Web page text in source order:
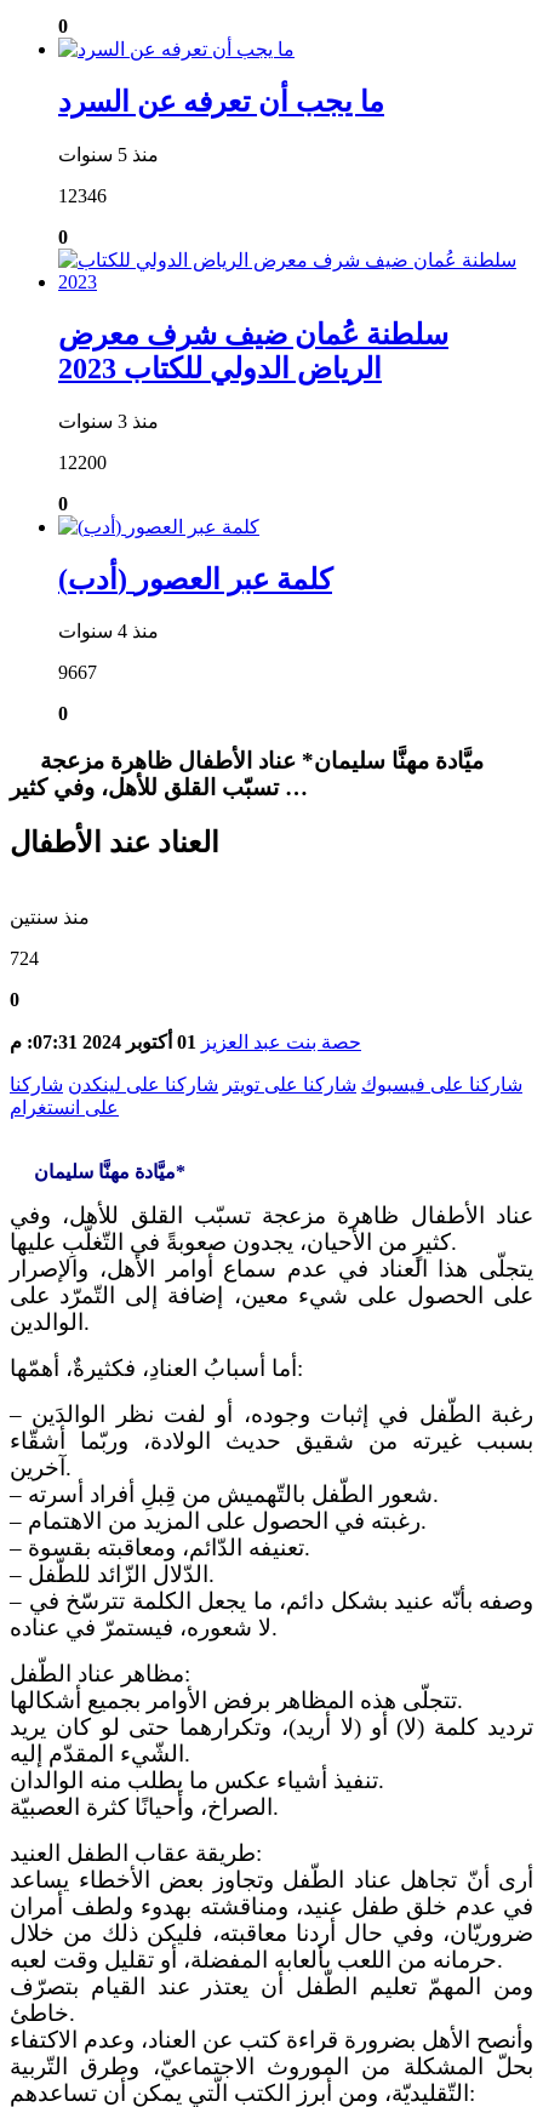
0
ما يجب أن تعرفه عن السرد
منذ 5 سنوات
12346
0
سلطنة عُمان ضيف شرف معرض
الرياض الدولي للكتاب 2023
منذ 3 سنوات
12200
0
(أدب) كلمة عبر العصور
منذ 4 سنوات
9667
0
تسبّب القلق للأهل، وفي كثير …
العناد عند الأطفال
منذ سنتين
724
0
حصة بنت عبد العزيز 01 أكتوبر 2024 07:31: م
شاركنا على فيسبوك شاركنا على تويتر شاركنا على لينكدن شاركنا
على انستغرام
ميَّادة مهنَّا سليمان*
عناد الأطفال ظاهرة مزعجة تسبّب القلق للأهل، وفي
كثيرٍ من الأحيان، يجدون صعوبةً في التّغلّبِ عليها.
يتجلّى هذا العناد في عدم سماع أوامر الأهل، والإصرار
على الحصول على شيء معين، إضافة إلى التّمرّد على
الوالدين.
أما أسبابُ العنادِ، فكثيرةٌ، أهمّها:
– رغبة الطّفل في إثبات وجوده، أو لفت نظر الوالدَين
بسبب غيرته من شقيق حديث الولادة، وربّما أشقّاء
آخرين.
– شعور الطّفل بالتّهميش من قِبلِ أفراد أسرته.
– رغبته في الحصول على المزيد من الاهتمام.
– تعنيفه الدّائم، ومعاقبته بقسوة.
– الدّلال الزّائد للطّفل.
– وصفه بأنّه عنيد بشكل دائم، ما يجعل الكلمة تترسّخ في
لا شعوره، فيستمرّ في عناده.
مظاهر عناد الطّفل:
تتجلّى هذه المظاهر برفض الأوامر بجميع أشكالها.
ترديد كلمة (لا) أو (لا أريد)، وتكرارهما حتى لو كان يريد
الشّيء المقدّم إليه.
تنفيذ أشياء عكس ما يطلب منه الوالدان.
الصراخ، وأحيانًا كثرة العصبيّة.
طريقة عقاب الطفل العنيد:
أرى أنّ تجاهل عناد الطّفل وتجاوز بعض الأخطاء يساعد
في عدم خلق طفل عنيد، ومناقشته بهدوء ولطف أمران
ضروريّان، وفي حال أردنا معاقبته، فليكن ذلك من خلال
حرمانه من اللعب بألعابه المفضلة، أو تقليل وقت لعبه.
ومن المهمّ تعليم الطّفل أن يعتذر عند القيام بتصرّف
خاطئ.
وأنصح الأهل بضرورة قراءة كتب عن العناد، وعدم الاكتفاء
بحلّ المشكلة من الموروث الاجتماعيّ، وطرق التّربية
التّقليديّة، ومن أبرز الكتب الّتي يمكن أن تساعدهم: